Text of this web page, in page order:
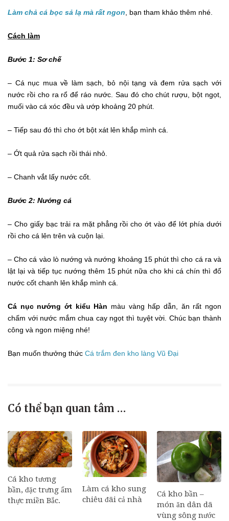
Làm chả cá bọc sả lạ mà rất ngon , bạn tham khảo thêm nhé.
Cách làm
Bước 1: Sơ chế
– Cá nục mua về làm sạch, bỏ nội tạng và đem rửa sạch với
nước rồi cho ra rổ để ráo nước. Sau đó cho chút rượu, bột ngọt,
muối vào cá xóc đều và ướp khoảng 20 phút.
– Tiếp sau đó thì cho ớt bột xát lên khắp mình cá.
– Ớt quả rửa sạch rồi thái nhỏ.
– Chanh vắt lấy nước cốt.
Bước 2: Nướng cá
– Cho giấy bạc trải ra mặt phẳng rồi cho ớt vào để lớt phía dưới
rồi cho cá lên trên và cuộn lại.
– Cho cá vào lò nướng và nướng khoảng 15 phút thì cho cá ra và
lật lại và tiếp tục nướng thêm 15 phút nữa cho khi cá chín thì đổ
nước cốt chanh lên khắp mình cá.
Cá nục nướng ớt kiểu Hàn màu vàng hấp dẫn, ăn rất ngon
chấm với nước mắm chua cay ngọt thì tuyệt vời. Chúc bạn thành
công và ngon miệng nhé!
Bạn muốn thưởng thức Cá trắm đen kho làng Vũ Đại
Có thể bạn quan tâm …
Cá kho tương
bần, đặc trưng ẩm
thực miền Bắc.
Làm cá kho sung
chiêu đãi cả nhà
Cá kho bần –
món ăn dân dã
vùng sông nước